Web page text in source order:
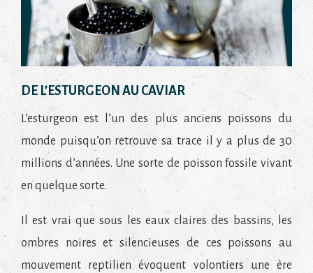
DE L’ESTURGEON AU CAVIAR
L’esturgeon est l’un des plus anciens poissons du
monde puisqu’on retrouve sa trace il y a plus de 30
millions d’années. Une sorte de poisson fossile vivant
en quelque sorte.
Il est vrai que sous les eaux claires des bassins, les
ombres noires et silencieuses de ces poissons au
mouvement reptilien évoquent volontiers une ère